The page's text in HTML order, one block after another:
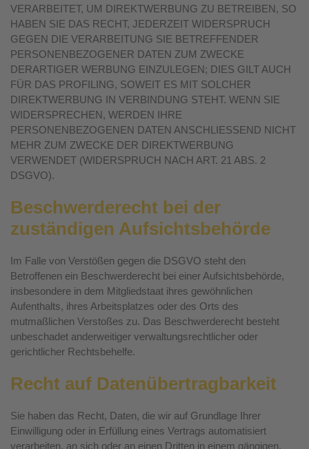
VERARBEITET, UM DIREKTWERBUNG ZU BETREIBEN, SO
HABEN SIE DAS RECHT, JEDERZEIT WIDERSPRUCH
GEGEN DIE VERARBEITUNG SIE BETREFFENDER
PERSONENBEZOGENER DATEN ZUM ZWECKE
DERARTIGER WERBUNG EINZULEGEN; DIES GILT AUCH
FÜR DAS PROFILING, SOWEIT ES MIT SOLCHER
DIREKTWERBUNG IN VERBINDUNG STEHT. WENN SIE
WIDERSPRECHEN, WERDEN IHRE
PERSONENBEZOGENEN DATEN ANSCHLIESSEND NICHT
MEHR ZUM ZWECKE DER DIREKTWERBUNG
VERWENDET (WIDERSPRUCH NACH ART. 21 ABS. 2
DSGVO).
Beschwerde­recht bei der
zuständigen Aufsichts­behörde
Im Falle von Verstößen gegen die DSGVO steht den
Betroffenen ein Beschwerderecht bei einer Aufsichtsbehörde,
insbesondere in dem Mitgliedstaat ihres gewöhnlichen
Aufenthalts, ihres Arbeitsplatzes oder des Orts des
mutmaßlichen Verstoßes zu. Das Beschwerderecht besteht
unbeschadet anderweitiger verwaltungsrechtlicher oder
gerichtlicher Rechtsbehelfe.
Recht auf Daten­übertrag­barkeit
Sie haben das Recht, Daten, die wir auf Grundlage Ihrer
Einwilligung oder in Erfüllung eines Vertrags automatisiert
verarbeiten, an sich oder an einen Dritten in einem gängigen,